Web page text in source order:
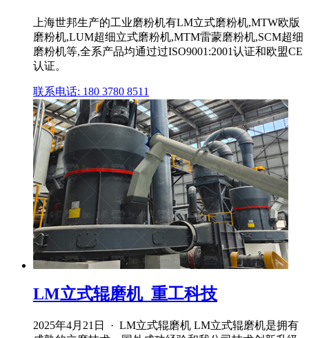
上海世邦生产的工业磨粉机有LM立式磨粉机,MTW欧版
磨粉机,LUM超细立式磨粉机,MTM雷蒙磨粉机,SCM超细
磨粉机等,全系产品均通过过ISO9001:2001认证和欧盟CE
认证。
联系电话: 180 3780 8511
LM立式辊磨机_重工科技
2025年4月21日 · LM立式辊磨机 LM立式辊磨机是拥有